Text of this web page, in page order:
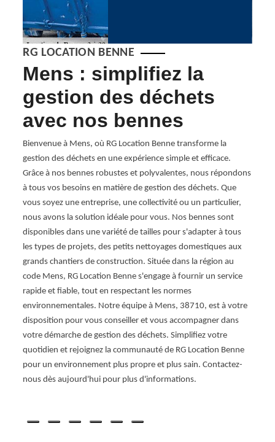
RG LOCATION BENNE
à
Mens : simplifiez la
gestion des déchets
avec nos bennes
Bienvenue à Mens, où RG Location Benne transforme la
gestion des déchets en une expérience simple et efficace.
Grâce à nos bennes robustes et polyvalentes, nous répondons
à tous vos besoins en matière de gestion des déchets. Que
vous soyez une entreprise, une collectivité ou un particulier,
nous avons la solution idéale pour vous. Nos bennes sont
disponibles dans une variété de tailles pour s'adapter à tous
les types de projets, des petits nettoyages domestiques aux
grands chantiers de construction. Située dans la région au
code Mens, RG Location Benne s'engage à fournir un service
rapide et fiable, tout en respectant les normes
environnementales. Notre équipe à Mens, 38710, est à votre
disposition pour vous conseiller et vous accompagner dans
votre démarche de gestion des déchets. Simplifiez votre
quotidien et rejoignez la communauté de RG Location Benne
pour un environnement plus propre et plus sain. Contactez-
nous dès aujourd'hui pour plus d'informations.